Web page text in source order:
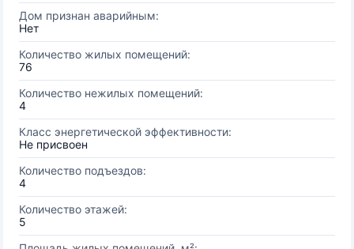
Дом признан аварийным:
Нет
Количество жилых помещений:
76
Количество нежилых помещений:
4
Класс энергетической эффективности:
Не присвоен
Количество подъездов:
4
Количество этажей:
5